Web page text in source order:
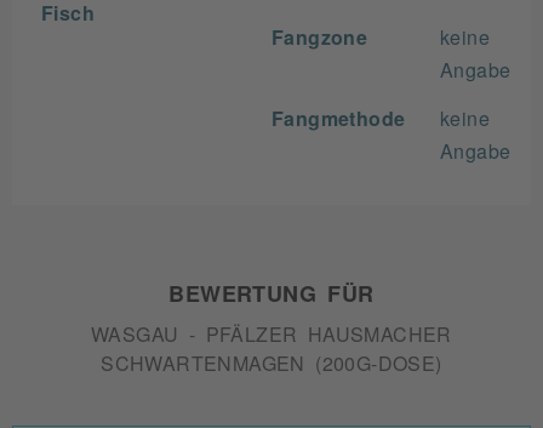
Fisch
Fangzone
keine
Angabe
Fangmethode
keine
Angabe
BEWERTUNG FÜR
WASGAU - PFÄLZER HAUSMACHER
SCHWARTENMAGEN (200G-DOSE)